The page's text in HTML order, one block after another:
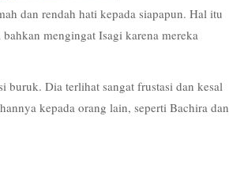
dan rendah hati kepada siapapun. Hal itu
mengingat Isagi karena mereka
buruk. Dia terlihat sangat frustasi dan kesal
kepada orang lain, seperti Bachira dan